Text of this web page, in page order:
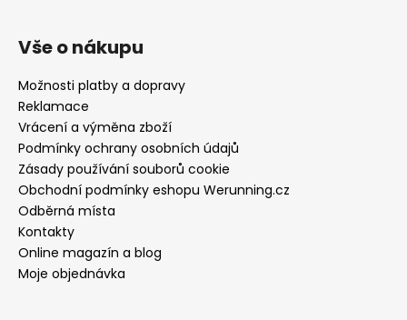
Vše o nákupu
Možnosti platby a dopravy
Reklamace
Vrácení a výměna zboží
Podmínky ochrany osobních údajů
Zásady používání souborů cookie
Obchodní podmínky eshopu Werunning.cz
Odběrná místa
Kontakty
Online magazín a blog
Moje objednávka